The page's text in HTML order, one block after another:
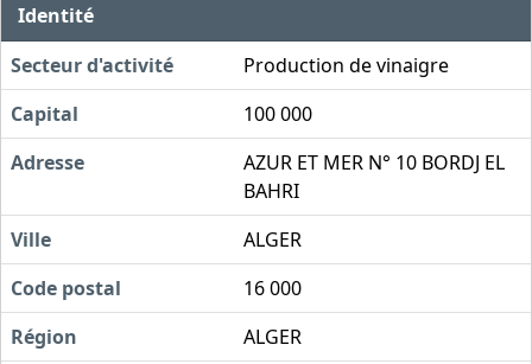
Identité
Secteur d'activité
Production de vinaigre
Capital
100 000
Adresse
AZUR ET MER N° 10 BORDJ EL
BAHRI
Ville
ALGER
Code postal
16 000
Région
ALGER